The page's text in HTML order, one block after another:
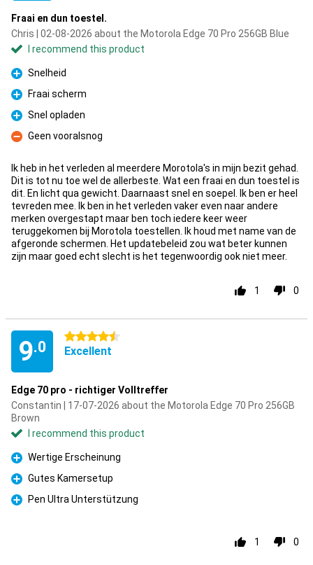
Fraai en dun toestel.
Chris | 02-08-2026 about the Motorola Edge 70 Pro 256GB Blue
I recommend this product
Pro
Snelheid
Pro
Fraai scherm
Pro
Snel opladen
Con
Geen vooralsnog
Ik heb in het verleden al meerdere Morotola's in mijn bezit gehad.
Dit is tot nu toe wel de allerbeste. Wat een fraai en dun toestel is
dit. En licht qua gewicht. Daarnaast snel en soepel. Ik ben er heel
tevreden mee. Ik ben in het verleden vaker even naar andere
merken overgestapt maar ben toch iedere keer weer
teruggekomen bij Morotola toestellen. Ik houd met name van de
afgeronde schermen. Het updatebeleid zou wat beter kunnen
zijn maar goed echt slecht is het tegenwoordig ook niet meer.
1 0
9.0
4.5 stars
Excellent
Edge 70 pro - richtiger Volltreffer
Constantin | 17-07-2026 about the Motorola Edge 70 Pro 256GB
Brown
I recommend this product
Pro
Wertige Erscheinung
Pro
Gutes Kamersetup
Pro
Pen Ultra Unterstützung
1 0